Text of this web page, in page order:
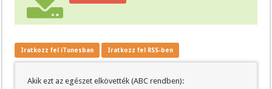
Iratkozz fel iTunesban Iratkozz fel RSS-ben
Akik ezt az egészet elkövették (ABC rendben):